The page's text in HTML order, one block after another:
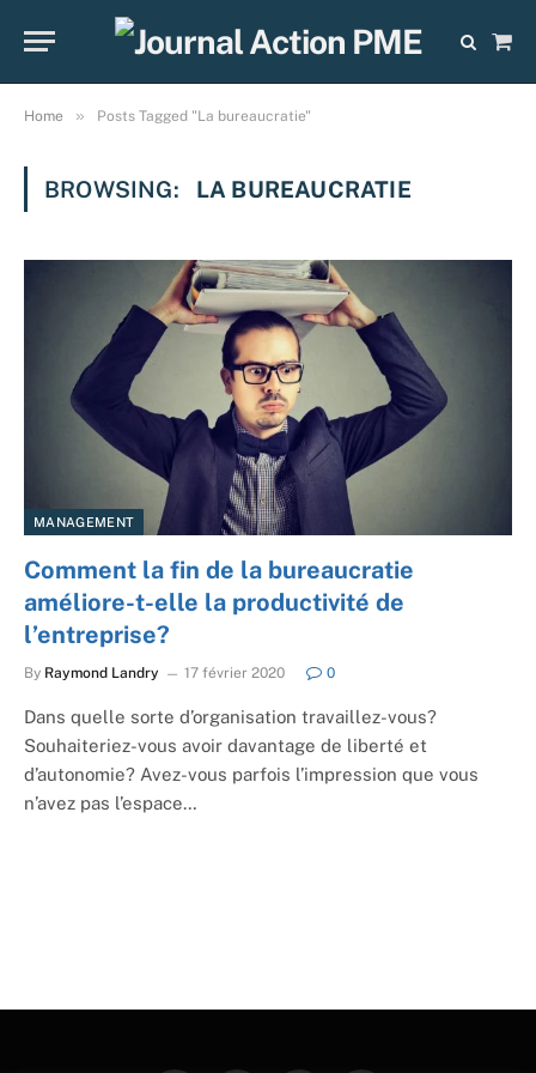
Cart
Home » Posts Tagged "La bureaucratie"
BROWSING: LA BUREAUCRATIE
MANAGEMENT
Comment la fin de la bureaucratie
améliore-t-elle la productivité de
l’entreprise?
By Raymond Landry 17 février 2020 0
Dans quelle sorte d’organisation travaillez-vous?
Souhaiteriez-vous avoir davantage de liberté et
d’autonomie? Avez-vous parfois l’impression que vous
n’avez pas l’espace…